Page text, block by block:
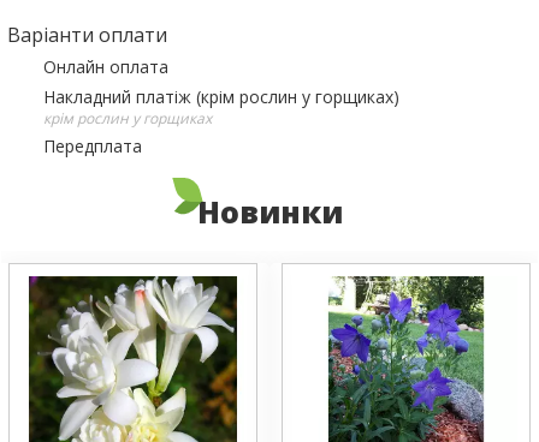
Варіанти оплати
Онлайн оплата
Накладний платіж (крім рослин у горщиках)
крім рослин у горщиках
Передплата
Новинки